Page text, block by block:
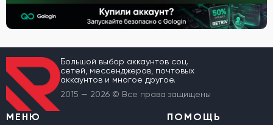
Большой выбор аккаунтов соц.
сетей, мессенджеров, почтовых
аккаунтов и многое другое.
2015 — 2026 © Все права защищены
МЕНЮ ПОМОЩЬ